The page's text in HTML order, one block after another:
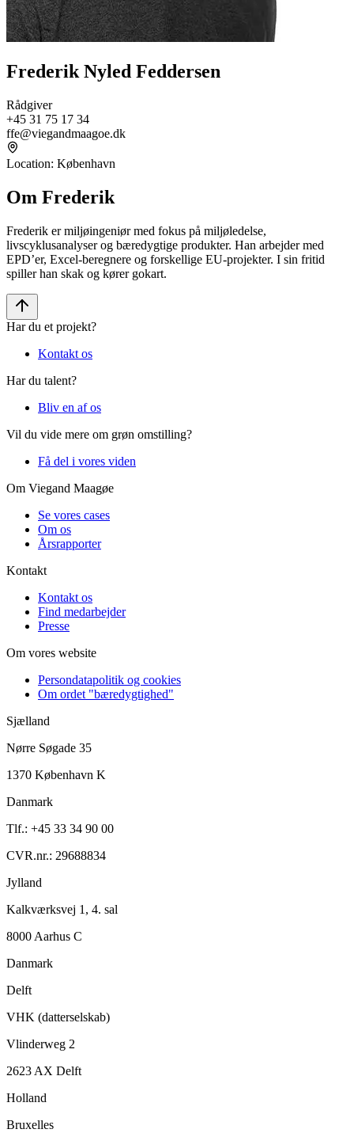
Frederik Nyled Feddersen
Rådgiver
+45 31 75 17 34
ffe@viegandmaagoe.dk
Location: København
Om Frederik
Frederik er miljøingeniør med fokus på miljøledelse,
livscyklusanalyser og bæredygtige produkter. Han arbejder med
EPD’er, Excel-beregnere og forskellige EU-projekter. I sin fritid
spiller han skak og kører gokart.
Har du et projekt?
Kontakt os
Har du talent?
Bliv en af os
Vil du vide mere om grøn omstilling?
Få del i vores viden
Om Viegand Maagøe
Se vores cases
Om os
Årsrapporter
Kontakt
Kontakt os
Find medarbejder
Presse
Om vores website
Persondatapolitik og cookies
Om ordet "bæredygtighed"
Sjælland
Nørre Søgade 35
1370 København K
Danmark
Tlf.: +45 33 34 90 00
CVR.nr.: 29688834
Jylland
Kalkværksvej 1, 4. sal
8000 Aarhus C
Danmark
Delft
VHK (datterselskab)
Vlinderweg 2
2623 AX Delft
Holland
Bruxelles